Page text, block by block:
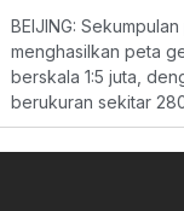
BEIJING:
menghasilkan peta
berskala 1:5 juta,
berukuran sekitar